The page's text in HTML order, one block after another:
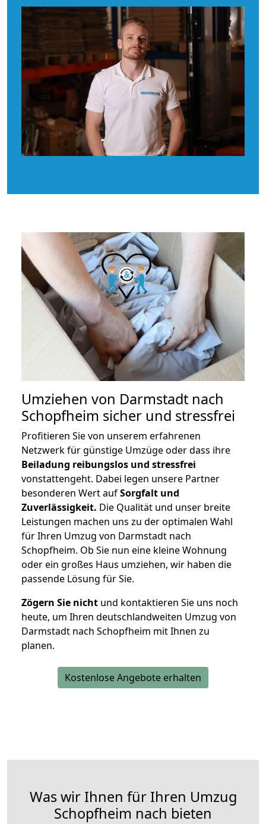
Umziehen von Darmstadt nach
Schopfheim sicher und stressfrei
Profitieren Sie von unserem erfahrenen
Netzwerk für günstige Umzüge oder dass ihre
Beiladung reibungslos und stressfrei
vonstattengeht. Dabei legen unsere Partner
besonderen Wert aufSorgfalt und
Zuverlässigkeit. Die Qualität und unser breite
Leistungen machen uns zu der optimalen Wahl
für Ihren Umzug von Darmstadt nach
Schopfheim. Ob Sie nun eine kleine Wohnung
oder ein großes Haus umziehen, wir haben die
passende Lösung für Sie.
Zögern Sie nicht und kontaktieren Sie uns noch
heute, um Ihren deutschlandweiten Umzug von
Darmstadt nach Schopfheim mit Ihnen zu
planen.
Kostenlose Angebote erhalten
Was wir Ihnen für Ihren Umzug
Schopfheim nach bieten